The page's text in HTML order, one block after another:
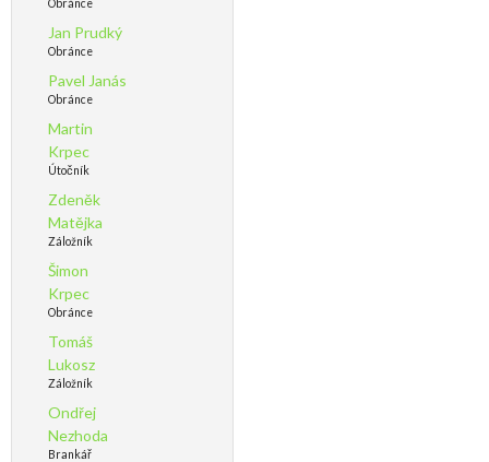
Obránce
Jan Prudký
Obránce
Pavel Janás
Obránce
Martin
Krpec
Útočník
Zdeněk
Matějka
Záložník
Šimon
Krpec
Obránce
Tomáš
Lukosz
Záložník
Ondřej
Nezhoda
Brankář